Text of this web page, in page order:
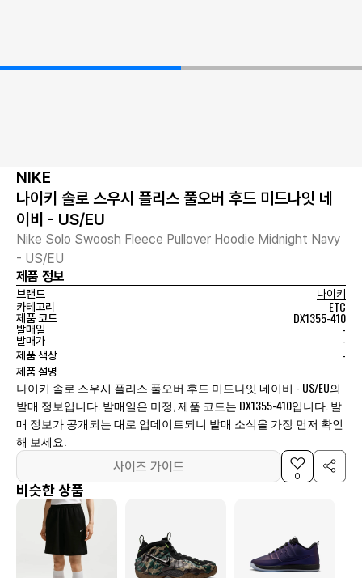
NIKE
나이키 솔로 스우시 플리스 풀오버 후드 미드나잇 네
이비 - US/EU
Nike Solo Swoosh Fleece Pullover Hoodie Midnight Navy
- US/EU
제품 정보
브랜드
나이키
카테고리
ETC
제품 코드 DX1355-410
발매일 -
발매가 -
제품 색상 -
제품 설명
나이키 솔로 스우시 플리스 풀오버 후드 미드나잇 네이비 - US/EU의
발매 정보입니다. 발매일은 미정, 제품 코드는 DX1355-410입니다. 발
매 정보가 공개되는 대로 업데이트되니 발매 소식을 가장 먼저 확인
해 보세요.
사이즈 가이드
0
비슷한 상품